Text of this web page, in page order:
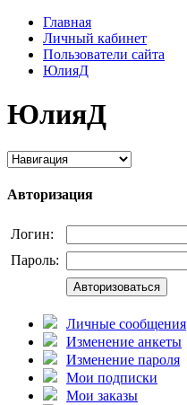
Главная
Личный кабинет
Пользователи сайта
ЮлияД
ЮлияД
Авторизация
Логин:
Пароль:
Авторизоваться
Личные сообщения
Изменение анкеты
Изменение пароля
Мои подписки
Мои заказы